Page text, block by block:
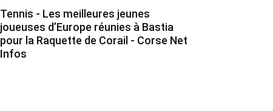
Tennis - Les meilleures jeunes
joueuses d’Europe réunies à Bastia
pour la Raquette de Corail - Corse Net
Infos